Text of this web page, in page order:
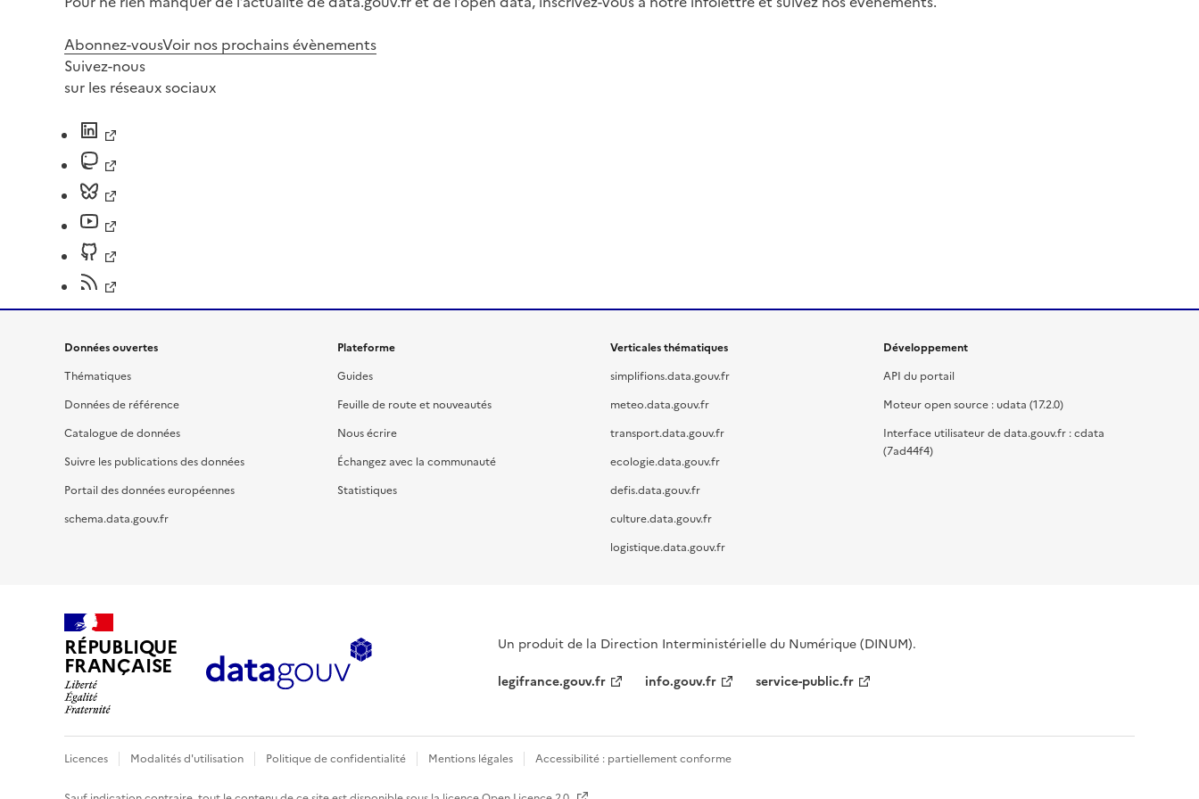
Abonnez-vousVoir nos prochains évènements
Suivez-nous
sur les réseaux sociaux
Données ouvertes
Thématiques
Données de référence
Catalogue de données
Suivre les publications des données
Portail des données européennes
schema.data.gouv.fr
Plateforme
Guides
Feuille de route et nouveautés
Nous écrire
Échangez avec la communauté
Statistiques
Verticales thématiques
simplifions.data.gouv.fr
meteo.data.gouv.fr
transport.data.gouv.fr
ecologie.data.gouv.fr
defis.data.gouv.fr
culture.data.gouv.fr
logistique.data.gouv.fr
Développement
API du portail
Moteur open source : udata (17.2.0)
Interface utilisateur de data.gouv.fr : cdata
(7ad44f4)
RÉPUBLIQUE
FRANÇAISE
Un produit de la Direction Interministérielle du Numérique (DINUM).
legifrance.gouv.fr
info.gouv.fr service-public.fr
Licences Modalités d'utilisation Politique de confidentialité Mentions légales Accessibilité : partiellement conforme